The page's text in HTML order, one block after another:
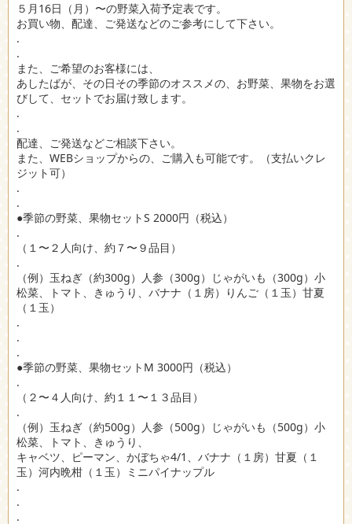
５月16日（月）〜の野菜入荷予定表です。
お買い物、配達、ご発送などのご参考にして下さい。
.
.
また、ご希望のお客様には、
あしたばが、その日その季節のオススメの、お野菜、果物をお選
びして、セットでお届け致します。
.
.
配達、ご発送などご相談下さい。
また、WEBショップからの、ご購入も可能です。（支払いクレ
ジット可）
.
.
●季節の野菜、果物セットS 2000円（税込）
.
（１〜２人向け、約７〜９品目）
.
（例）玉ねぎ（約300g）人参（300g）じゃがいも（300g）小
松菜、トマト、きゅうり、バナナ（１房）りんご（１玉）甘夏
（１玉）
.
.
.
●季節の野菜、果物セットM 3000円（税込）
.
（２〜４人向け、約１１〜１３品目）
.
（例）玉ねぎ（約500g）人参（500g）じゃがいも（500g）小
松菜、トマト、きゅうり、
キャベツ、ピーマン、かぼちゃ4/1、バナナ（１房）甘夏（１
玉）河内晩柑（１玉）ミニパイナップル
.
.
.